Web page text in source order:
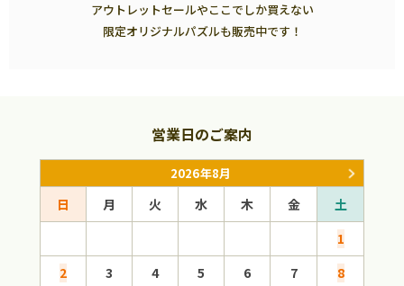
アウトレットセールやここでしか買えない
限定オリジナルパズルも販売中です！
営業日のご案内
2026年8月
日 月 火 水 木 金
土
1
2
3 4 5 6 7
8